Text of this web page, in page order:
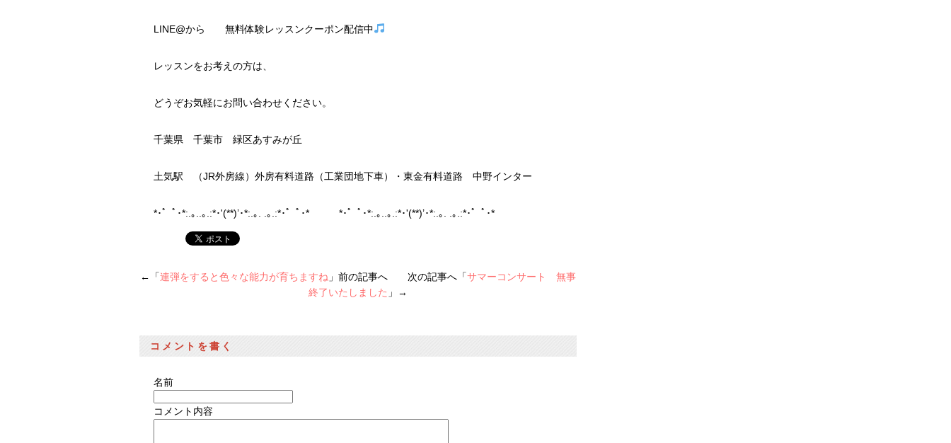
LINE@から 無料体験レッスンクーポン配信中
レッスンをお考えの方は、
どうぞお気軽にお問い合わせください。
千葉県 千葉市 緑区あすみが丘
土気駅 （JR外房線）外房有料道路（工業団地下車）・東金有料道路 中野インター
*･゜ﾟ･*:.｡..｡.:*･'(**)’･*:.｡. .｡.:*･゜ﾟ･* *･゜ﾟ･*:.｡..｡.:*･'(**)’･*:.｡. .｡.:*･゜ﾟ･*
←「連弾をすると色々な能力が育ちますね 」前の記事へ 次の記事へ「サマーコンサート 無事
終了いたしました 」→
コメントを書く
名前
コメント内容